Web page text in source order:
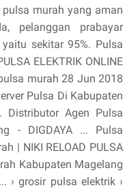
murah yang aman
pelanggan prabayar
sekitar 95%. Pulsa
ELEKTRIK ONLINE
murah 28 Jun 2018
Pulsa Di Kabupaten
Distributor Agen Pulsa
- DIGDAYA ... Pulsa
| NIKI RELOAD PULSA
Kabupaten Magelang
› grosir pulsa elektrik ›